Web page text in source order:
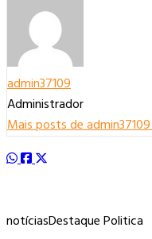
admin37109
Administrador
Mais posts de
notíciasDestaque Politica